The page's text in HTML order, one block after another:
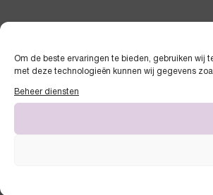
Om de beste ervaringen te bieden, gebruiken wij
met deze technologieën kunnen wij gegevens
Beheer diensten